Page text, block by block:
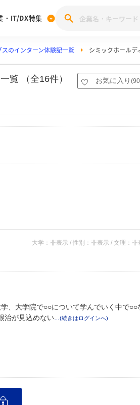
体験記投稿キャンペーン
業就職ブランド調査
みん
・IT/DX特集
28
のインターン体験記一覧 シミックホール
覧 （全16件） お気に入り (
大学：非表示 / 性別：非表示 / 文理：非
、大学院で○○について学んでいく中で○○
治が見込めない